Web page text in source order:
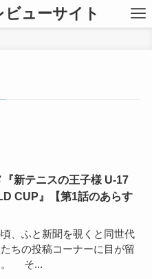
ューサイト
『新テニスの王子様 U-17
CUP』【第1話のあらす
、ふと新聞を覗くと同世代
ちの投稿コーナーに目が留
。 そ...